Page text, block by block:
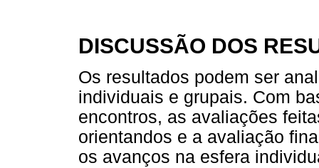
DISCUSSÃO DOS
Os resultados podem ser
individuais e grupais. Com
encontros, as avaliações
orientandos e a avaliação
os avanços na esfera